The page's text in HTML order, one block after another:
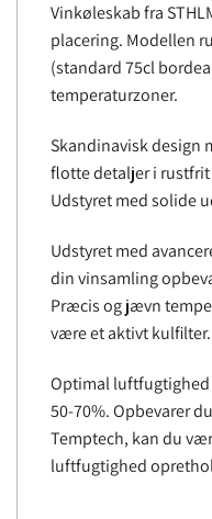
Vinkøleskab fra
placering. Modellen
(standard 75cl
temperaturzoner.
Skandinavisk design
flotte detaljer i
Udstyret med solide
Udstyret med
din vinsamling
Præcis og jævn
være et aktivt kulfilter.
Optimal
50-70%. Opbevarer
Temptech, kan du
luftfugtighed